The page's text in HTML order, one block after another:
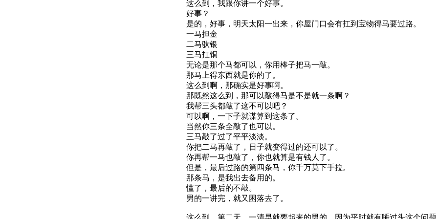
这么到，我跟你讲一个好事。
好事？
是的，好事，明天太阳一出来，你屋门口会有扛到宝物得马要过路。
一马担金
二马驮银
三马扛铜
无论是那个马都可以，你用棒子把马一敲。
那马上得东西就是你的了。
这么到啊，那确实是好事啊。
那既然这么到，那可以敲得马是不是就一条啊？
我帮三头都敲了这不可以吧？
可以啊，一下子就谋算到这条了。
当然你三条全敲了也可以。
三马敲了过了平平淡淡。
你把二马再敲了，日子就变得过的还可以了。
你再帮一马也敲了，你也就算是有钱人了。
但是，最后过路的第四条马，你千万莫下手拉。
那条马，是我出去备用的。
懂了，最后的不敲。
男的一讲完，就又困落去了。
这么到，第二天，一清早就要起来的男的，因为平时就有睡过头这个问题